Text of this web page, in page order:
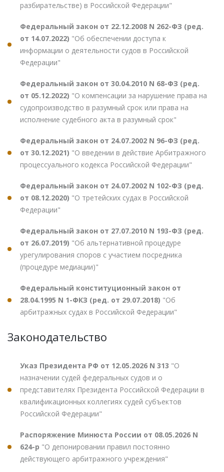
разбирательстве) в Российской Федерации"
Федеральный закон от 22.12.2008 N 262-ФЗ (ред.
от 14.07.2022) "Об обеспечении доступа к
информации о деятельности судов в Российской
Федерации"
Федеральный закон от 30.04.2010 N 68-ФЗ (ред.
от 05.12.2022) "О компенсации за нарушение права на
судопроизводство в разумный срок или права на
исполнение судебного акта в разумный срок"
Федеральный закон от 24.07.2002 N 96-ФЗ (ред.
от 30.12.2021) "О введении в действие Арбитражного
процессуального кодекса Российской Федерации"
Федеральный закон от 24.07.2002 N 102-ФЗ (ред.
от 08.12.2020) "О третейских судах в Российской
Федерации"
Федеральный закон от 27.07.2010 N 193-ФЗ (ред.
от 26.07.2019) "Об альтернативной процедуре
урегулирования споров с участием посредника
(процедуре медиации)"
Федеральный конституционный закон от
28.04.1995 N 1-ФКЗ (ред. от 29.07.2018) "Об
арбитражных судах в Российской Федерации"
Законодательство
Указ Президента РФ от 12.05.2026 N 313 "О
назначении судей федеральных судов и о
представителях Президента Российской Федерации в
квалификационных коллегиях судей субъектов
Российской Федерации"
Распоряжение Минюста России от 08.05.2026 N
624-р "О депонировании правил постоянно
действующего арбитражного учреждения"